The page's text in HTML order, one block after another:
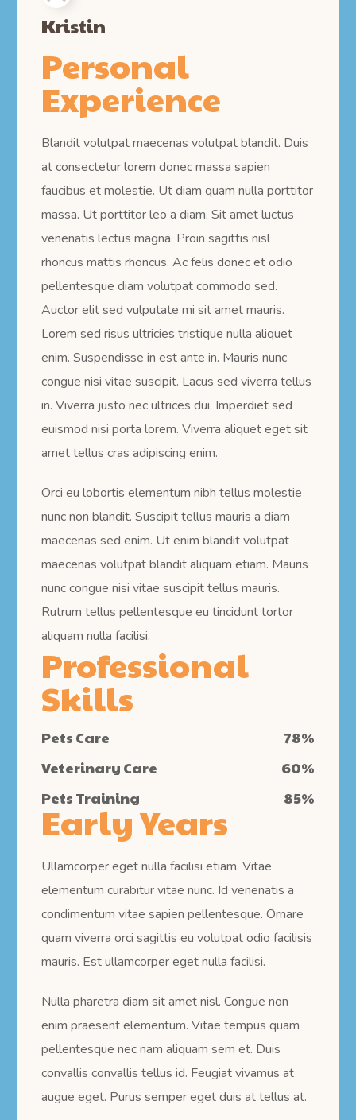
Kristin
Personal
Experience
Blandit volutpat maecenas volutpat blandit. Duis
at consectetur lorem donec massa sapien
faucibus et molestie. Ut diam quam nulla porttitor
massa. Ut porttitor leo a diam. Sit amet luctus
venenatis lectus magna. Proin sagittis nisl
rhoncus mattis rhoncus. Ac felis donec et odio
pellentesque diam volutpat commodo sed.
Auctor elit sed vulputate mi sit amet mauris.
Lorem sed risus ultricies tristique nulla aliquet
enim. Suspendisse in est ante in. Mauris nunc
congue nisi vitae suscipit. Lacus sed viverra tellus
in. Viverra justo nec ultrices dui. Imperdiet sed
euismod nisi porta lorem. Viverra aliquet eget sit
amet tellus cras adipiscing enim.
Orci eu lobortis elementum nibh tellus molestie
nunc non blandit. Suscipit tellus mauris a diam
maecenas sed enim. Ut enim blandit volutpat
maecenas volutpat blandit aliquam etiam. Mauris
nunc congue nisi vitae suscipit tellus mauris.
Rutrum tellus pellentesque eu tincidunt tortor
aliquam nulla facilisi.
Professional
Skills
Pets Care 78%
Veterinary Care
60%
Pets Training
85%
Early Years
Ullamcorper eget nulla facilisi etiam. Vitae
elementum curabitur vitae nunc. Id venenatis a
condimentum vitae sapien pellentesque. Ornare
quam viverra orci sagittis eu volutpat odio facilisis
mauris. Est ullamcorper eget nulla facilisi.
Nulla pharetra diam sit amet nisl. Congue non
enim praesent elementum. Vitae tempus quam
pellentesque nec nam aliquam sem et. Duis
convallis convallis tellus id. Feugiat vivamus at
augue eget. Purus semper eget duis at tellus at.